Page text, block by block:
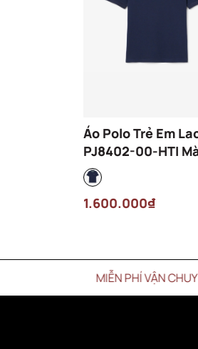
Áo Polo Trẻ Em
PJ8402-00-HTI
Xanh Navy
1.600.000₫
MIỄN PHÍ VẬN CHUYỂN CHO